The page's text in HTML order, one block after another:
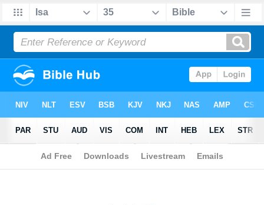
Biblia Russian: Synodal Translation (1876)> Isaiah 35